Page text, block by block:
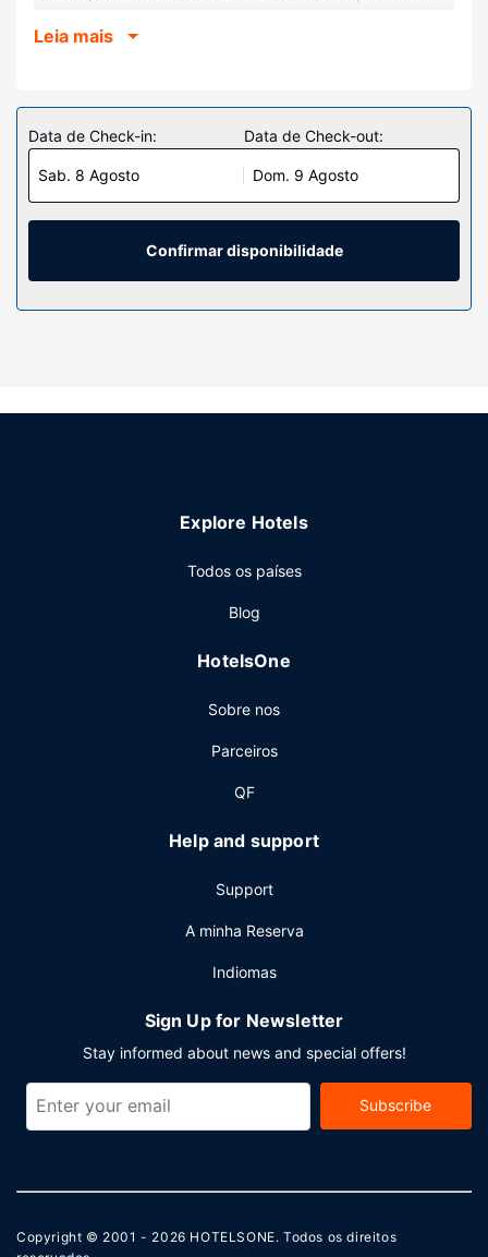
de Nene O Molokai.
Sinta-se em casa num dos 45 quartos com decoração
personalizada, com um frigorífico e um micro-ondas.
Mantenha-se em contacto graças à internet sem fios. As
casas de banho privativas dispõem de uma banheira ou
um polibã, artigos de higiene grátis e secadores de
cabelo. As comodidades incluem ainda cafeteiras/bules e
ventoinhas no teto. A limpeza dos quartos é efetuada
Serviço do hotel
grátis, serviços de concierge e uma máquina de venda
Moloka'i. Termine o dia com uma bebida refrescante no
As principais comodidades incluem um business center,
estacionamento grátis no local.
Leia mais
Data de Check-in:
Sab. 8 Agosto
Data de Check-out:
Dom. 9 Agosto
Confirmar disponibilidade
Explore Hotels
Todos os países
Blog
HotelsOne
Sobre nos
Parceiros
QF
Help and support
Support
A minha Reserva
Indiomas
Sign Up for Newsletter
Stay informed about news and special offers!
Subscribe
Copyright © 2001 - 2026 HOTELSONE. Todos os direitos